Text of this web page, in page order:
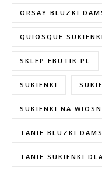
ORSAY BLUZKI
QUIOSQUE SUKIENKI
SKLEP EBUTIK.PL
SUKIENKI
SUKIENKI NA
TANIE BLUZKI
TANIE SUKIENKI